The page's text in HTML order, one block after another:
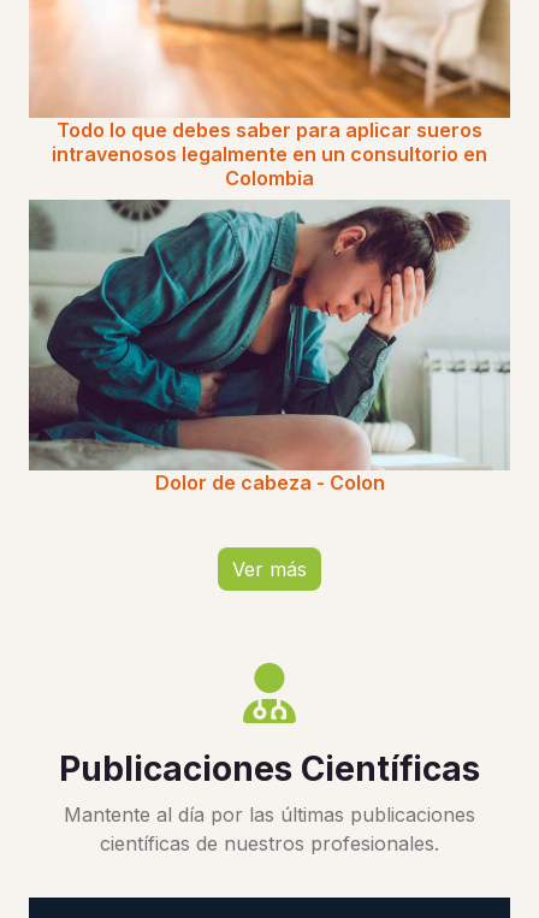
Todo lo que debes saber para aplicar sueros
intravenosos legalmente en un consultorio en
Colombia
Dolor de cabeza - Colon
Ver más
Publicaciones Científicas
Mantente al día por las últimas publicaciones
científicas de nuestros profesionales.